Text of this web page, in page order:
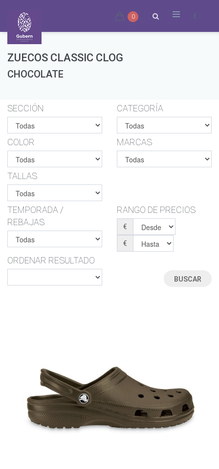
0
ZUECOS CLASSIC CLOG
CHOCOLATE
SECCIÓN CATEGORÍA
COLOR MARCAS
TALLAS
TEMPORADA /
REBAJAS
RANGO DE PRECIOS
€
€
ORDENAR RESULTADO